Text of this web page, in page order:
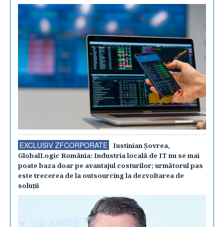
EXCLUSIV ZFCORPORATE
Iustinian Şovrea,
GlobalLogic România: Industria locală de IT nu se mai
poate baza doar pe avantajul costurilor; următorul pas
este trecerea de la outsourcing la dezvoltarea de
soluţii